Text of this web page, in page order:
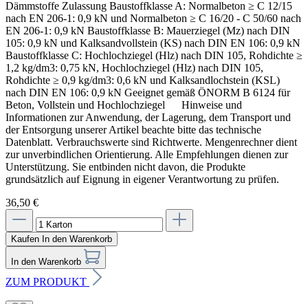
Dämmstoffe Zulassung Baustoffklasse A: Normalbeton ≥ C 12/15
nach EN 206-1: 0,9 kN und Normalbeton ≥ C 16/20 - C 50/60 nach
EN 206-1: 0,9 kN Baustoffklasse B: Mauerziegel (Mz) nach DIN
105: 0,9 kN und Kalksandvollstein (KS) nach DIN EN 106: 0,9 kN
Baustoffklasse C: Hochlochziegel (Hlz) nach DIN 105, Rohdichte ≥
1,2 kg/dm3: 0,75 kN, Hochlochziegel (Hlz) nach DIN 105,
Rohdichte ≥ 0,9 kg/dm3: 0,6 kN und Kalksandlochstein (KSL)
nach DIN EN 106: 0,9 kN Geeignet gemäß ÖNORM B 6124 für
Beton, Vollstein und Hochlochziegel Hinweise und
Informationen zur Anwendung, der Lagerung, dem Transport und
der Entsorgung unserer Artikel beachte bitte das technische
Datenblatt. Verbrauchswerte sind Richtwerte. Mengenrechner dient
zur unverbindlichen Orientierung. Alle Empfehlungen dienen zur
Unterstützung. Sie entbinden nicht davon, die Produkte
grundsätzlich auf Eignung in eigener Verantwortung zu prüfen.
36,50 €
Kaufen In den Warenkorb
In den Warenkorb
ZUM PRODUKT